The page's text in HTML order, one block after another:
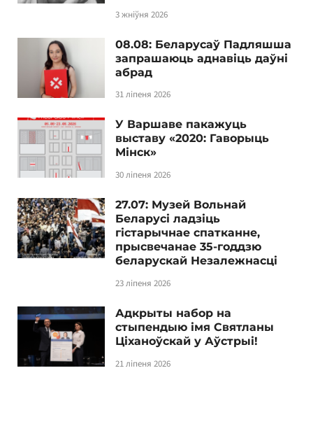
3 жніўня 2026
08.08: Беларусаў Падляшша
запрашаюць аднавіць даўні
абрад
31 ліпеня 2026
У Варшаве пакажуць
выставу «2020: Гаворыць
Мінск»
30 ліпеня 2026
27.07: Музей Вольнай
Беларусі ладзіць
гістарычнае спатканне,
прысвечанае 35-годдзю
беларускай Незалежнасці
23 ліпеня 2026
Адкрыты набор на
стыпендыю імя Святланы
Ціханоўскай у Аўстрыі!
21 ліпеня 2026